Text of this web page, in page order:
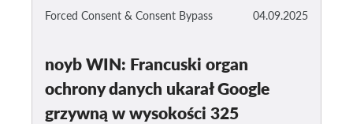
04.09.2025
Forced Consent & Consent Bypass
noyb WIN: Francuski organ
ochrony danych ukarał Google
grzywną w wysokości 325